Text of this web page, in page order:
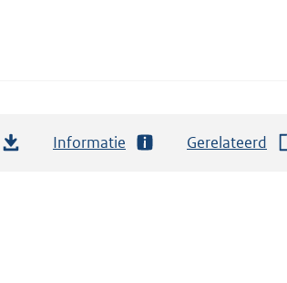
Informatie Gerelateerd